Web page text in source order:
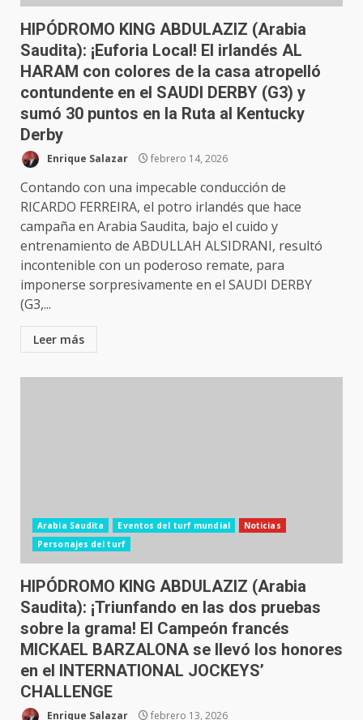
HIPÓDROMO KING ABDULAZIZ (Arabia
Saudita): ¡Euforia Local! El irlandés AL
HARAM con colores de la casa atropelló
contundente en el SAUDI DERBY (G3) y
sumó 30 puntos en la Ruta al Kentucky
Derby
Enrique Salazar febrero 14, 2026
Contando con una impecable conducción de
RICARDO FERREIRA, el potro irlandés que hace
campaña en Arabia Saudita, bajo el cuido y
entrenamiento de ABDULLAH ALSIDRANI, resultó
incontenible con un poderoso remate, para
imponerse sorpresivamente en el SAUDI DERBY
(G3,...
Leer más
Arabia Saudita Eventos del turf mundial
Noticias
Personajes del turf
HIPÓDROMO KING ABDULAZIZ (Arabia
Saudita): ¡Triunfando en las dos pruebas
sobre la grama! El Campeón francés
MICKAEL BARZALONA se llevó los honores
en el INTERNATIONAL JOCKEYS’
CHALLENGE
Enrique Salazar febrero 13, 2026